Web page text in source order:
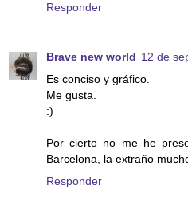
Responder
Brave new world 12 de
Es conciso y gráfico.
Me gusta.
:)
Por cierto no me he
Barcelona, la extraño
Responder